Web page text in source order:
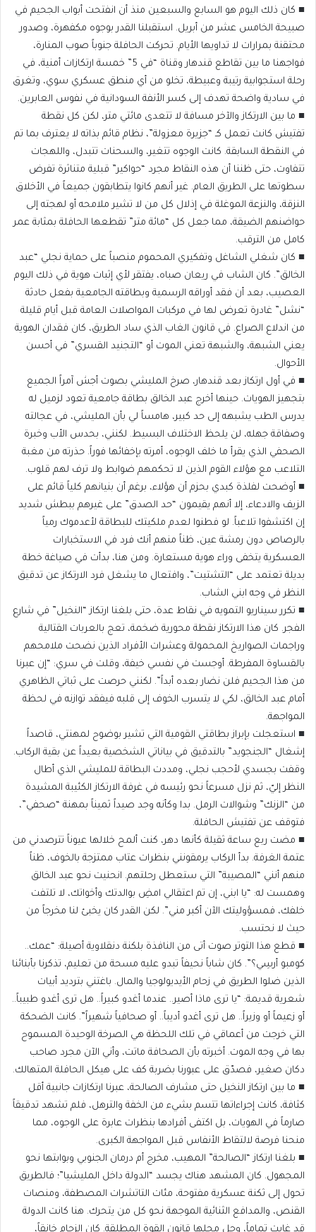
​■ كان ذلك اليوم هو السابع والسبعين منذ أن انفتحت أبواب الجحيم في
صبيحة الخامس عشر من أبريل. استقبلنا القدر بوجوه مكفهرة، وصدور
محتقنة بمرارات لا تداويها الأيام. تحركت الحافلة جنوباً صوب المنارة،
فواجهنا ما بين تقاطع قندهار وقناة “في 5” خمسة ارتكازات أمنية، في
رحلة استجوابية رتيبة وعبيطة، تخلو من أي منطق عسكري سوي، وتغرق
في سادية واضحة تهدف إلى كسر الأنفة السودانية في نفوس العابرين.
​■ ما بين الارتكاز والآخر مسافة لا تتعدى مائتي متر، لكن كل نقطة
تفتيش كانت تعمل كـ “جزيرة معزولة”، نظام قائم بذاته لا يعترف بما تم
في النقطة السابقة. كانت الوجوه تتغير، والسحنات تتبدل، واللهجات
تتفاوت، حتى ظننا أن هذه النقاط مجرد “حواكير” قبلية متناثرة تفرض
سطوتها على الطريق العام. غير أنهم كانوا يتطابقون جميعاً في الأخلاق
النزقة، والنزعة الموغلة في إذلال كل من لا تشير ملامحه أو لهجته إلى
حواضنهم الضيقة، مما جعل كل “مائة متر” تقطعها الحافلة بمثابة عمر
كامل من الترقب.
​■ كان شغلي الشاغل وتفكيري المحموم منصباً على حماية نجلي “عبد
الخالق”. كان الشاب في ريعان صباه، يفتقر لأي إثبات هوية في ذلك اليوم
العصيب، بعد أن فقد أوراقه الرسمية وبطاقته الجامعية بفعل حادثة
“نشل” غادرة تعرض لها في مركبات المواصلات العامة قبل أيام قليلة
من اندلاع الصراع. في قانون الغاب الذي ساد الطريق، كان فقدان الهوية
يعني الشبهة، والشبهة تعني الموت أو “التجنيد القسري” في أحسن
الأحوال.
​■ في أول ارتكاز بعد قندهار، صرخ المليشي بصوت أجش آمراً الجميع
بتجهيز الهويات. حينها أخرج عبد الخالق بطاقة جامعية تعود لزميل له
يدرس الطب يشبهه إلى حد كبير، هامساً لي بأن المليشي، في عجالته
وصفاقة جهله، لن يلحظ الاختلاف البسيط. لكنني، بحدس الأب وخبرة
الصحفي الذي يقرأ ما خلف الوجوه، أمرته بإخفائها فوراً. حذرته من مغبة
التلاعب مع هؤلاء القوم الذين لا تحكمهم ضوابط ولا ترف لهم قلوب.
​■ أوضحت لفلذة كبدي بحزم أن هؤلاء، برغم أن بنيانهم كلياً قائم على
الزيف والادعاء، إلا أنهم يقيمون “حد الصدق” على غيرهم ببطش شديد
إن اكتشفوا تلاعباً. لو فطنوا لعدم ملكيتك للبطاقة لأعدموك رمياً
بالرصاص دون رمشة عين، ظناً منهم أنك فرد في الاستخبارات
العسكرية يتخفى وراء هوية مستعارة. ومن هنا، بدأت في صياغة خطة
بديلة تعتمد على “التشتيت”، وافتعال ما يشغل فرد الارتكاز عن تدقيق
النظر في وجه ابني الشاب.
​■ تكرر سيناريو التمويه في نقاط عدة، حتى بلغنا ارتكاز “النخيل” في شارع
الفجر. كان هذا الارتكاز نقطة محورية ضخمة، تعج بالعربات القتالية
وراجمات الصواريخ المحمولة وعشرات الأفراد الذين نضحت ملامحهم
بالقساوة المفرطة. أوجست في نفسي خيفة، وقلت في سري: “إن عبرنا
من هذا الجحيم فلن نضار بعده أبداً”. لكنني حرصت على ثباتي الظاهري
أمام عبد الخالق، لكي لا يتسرب الخوف إلى قلبه فيفقد توازنه في لحظة
المواجهة.
​■ استعجلت بإبراز بطاقتي القومية التي تشير بوضوح لمهنتي، قاصداً
إشغال “الجنجويد” بالتدقيق في بياناتي الشخصية بعيداً عن بقية الركاب.
وقفت بجسدي لأحجب نجلي، ومددت البطاقة للمليشي الذي أطال
النظر إليّ، ثم نزل مسرعاً نحو رئيسه في غرفة الارتكاز الكئيبة المشيدة
من “الزنك” وشوالات الرمل. بدا وكأنه وجد صيداً ثميناً بمهنة “صحفي”،
فتوقف عن تفتيش الحافلة.
​■ مضت ربع ساعة ثقيلة كأنها دهر، كنت ألمح خلالها عيوناً تترصدني من
عتمة الغرفة. بدأ الركاب يرمقونني بنظرات عتاب ممتزجة بالخوف، ظناً
منهم أنني “المصيبة” التي ستعطل رحلتهم. انحنيت نحو عبد الخالق
وهمست له: “يا ابني، إن تم اعتقالي امضِ بوالدتك وأخواتك، لا تلتفت
خلفك، فمسؤوليتك الآن أكبر مني”. لكن القدر كان يخبئ لنا مخرجاً من
حيث لا نحتسب.
​■ قطع هذا التوتر صوت أتى من النافذة بلكنة دنقلاوية أصيلة: “عمك..
كومبو أرسِي؟”. كان شاباً نحيفاً تبدو عليه مسحة من تعليم، تذكرنا بأبنائنا
الذين ضلوا الطريق في زحام الأيديولوجيا والمال. باغتني بترديد أبيات
شعرية قديمة: “يا ترى ماذا أصير.. عندما أغدو كبيراً.. هل ترى أغدو طبيباً..
أو زعيماً أو وزيراً.. هل ترى أغدو أديباً.. أو صحافياً شهيراً”. كانت الضحكة
التي خرجت من أعماقي في تلك اللحظة هي الصرخة الوحيدة المسموح
بها في وجه الموت. أخبرته بأن الصحافة ماتت، وأني الآن مجرد صاحب
دكان صغير، فصدّق على عبورنا بضربة كف على هيكل الحافلة المتهالك.
​■ ما بين ارتكاز النخيل حتى مشارف الصالحة، عبرنا ارتكازات جانبية أقل
كثافة، كانت إجراءاتها تتسم بشيء من الخفة والترهل، فلم تشهد تدقيقاً
صارماً في الهويات، بل اكتفى أفرادها بنظرات عابرة على الوجوه، مما
منحنا فرصة لالتقاط الأنفاس قبل المواجهة الكبرى.
​■ بلغنا ارتكاز “الصالحة” المهيب، مخرج أم درمان الجنوبي وبوابتها نحو
المجهول. كان المشهد هناك يجسد “الدولة داخل المليشيا”؛ فالطريق
تحول إلى ثكنة عسكرية مفتوحة، مئات التاتشرات المصطفة، ومنصات
القنص، والمدافع الثنائية الموجهة نحو كل من يتحرك. هنا كانت الدولة
قد غابت تماماً، وحل محلها قانون القوة المطلقة. كان الزحام خانقاً،